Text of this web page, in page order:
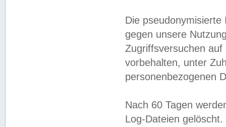
Die
gegen unsere
Zugriffsversuchen
vorbehalten, unter
personenbezogenen
Nach 60 Tagen
Log-Dateien